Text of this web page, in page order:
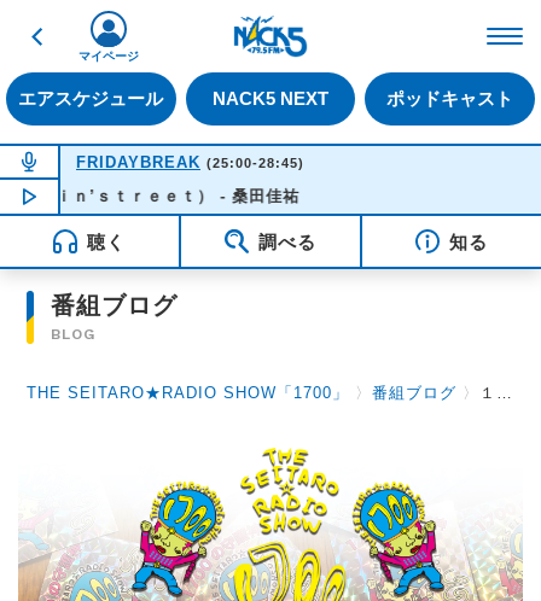
戻る
エアスケジュール NACK5 NEXT ポッドキャスト
マイページ
NOW ON AIR
FRIDAYBREAK (25:00-28:45)
NOW PLAYING 03:45
’ｓｔｒｅｅｔ） - 桑田佳祐
聴く 調べる 知る
番組ブログ
BLOG
THE SEITARO★RADIO SHOW「1700」 〉番組ブログ 〉 １０月８日（木）